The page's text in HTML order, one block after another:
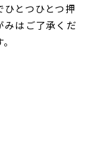
とつひとつ押
みはご了承くだ